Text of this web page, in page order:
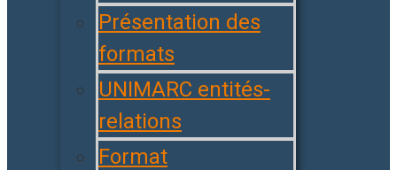
Présentation des
formats
UNIMARC entités-
relations
Format